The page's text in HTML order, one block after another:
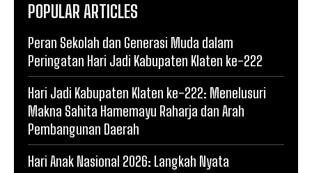
POPULAR ARTICLES
Peran Sekolah dan Generasi Muda dalam
Peringatan Hari Jadi Kabupaten Klaten ke-222
Hari Jadi Kabupaten Klaten ke-222: Menelusuri
Makna Sahita Hamemayu Raharja dan Arah
Pembangunan Daerah
Hari Anak Nasional 2026: Langkah Nyata